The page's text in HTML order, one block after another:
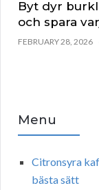
Byt dyr
och spara
FEBRUARY 28, 2026
Menu
Citronsyra
bästa sätt